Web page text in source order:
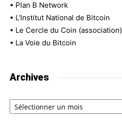
• Plan B Network
• L'Institut National de Bitcoin
• Le Cercle du Coin (association)
• La Voie du Bitcoin
Archives
Archives